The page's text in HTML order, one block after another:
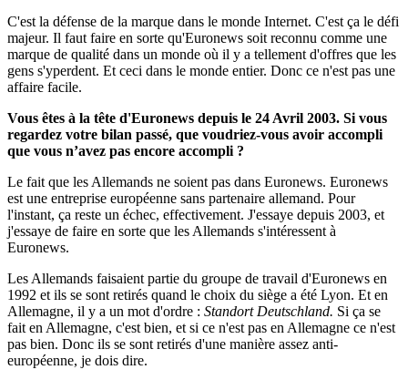
C'est la défense de la marque dans le monde Internet. C'est ça le défi
majeur. Il faut faire en sorte qu'Euronews soit reconnu comme une
marque de qualité dans un monde où il y a tellement d'offres que les
gens s'yperdent. Et ceci dans le monde entier. Donc ce n'est pas une
affaire facile.
Vous êtes à la tête d'Euronews depuis le 24 Avril 2003. Si vous
regardez votre bilan passé, que voudriez-vous avoir accompli
que vous n’avez pas encore accompli ?
Le fait que les Allemands ne soient pas dans Euronews. Euronews
est une entreprise européenne sans partenaire allemand. Pour
l'instant, ça reste un échec, effectivement. J'essaye depuis 2003, et
j'essaye de faire en sorte que les Allemands s'intéressent à
Euronews.
Les Allemands faisaient partie du groupe de travail d'Euronews en
1992 et ils se sont retirés quand le choix du siège a été Lyon. Et en
Allemagne, il y a un mot d'ordre : Standort Deutschland. Si ça se
fait en Allemagne, c'est bien, et si ce n'est pas en Allemagne ce n'est
pas bien. Donc ils se sont retirés d'une manière assez anti-
européenne, je dois dire.